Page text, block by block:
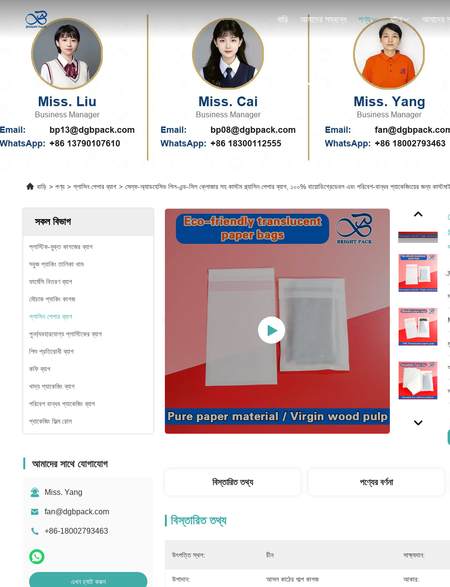
বাড়ি আমাদের সম্বন্ধে পণ্য ঘটনা
পণ্যের বিবরণ
বাড়ি > পণ্য > গ্লাসিন পেপার ব্যাগ > সেল্ফ-অ্যাডহেসিভ পিল-এন্ড-সিল ক্লোজার সহ কাস্টম গ্ল্যাসিন পেপার ব্যাগ, ১০০% বায়োডিগ্রেডেবল এবং পরিবেশ-বান্ধব প্যাকেজিংয়ের জন্য
সকল বিভাগ
প্লাস্টিক-মুক্ত কাগজের ব্যাগ
সবুজ প্যাকিং তালিকা খাম
ফার্মেসি বিতরণ ব্যাগ
মৌচাক প্যাকিং কাগজ
গ্লাসিন পেপার ব্যাগ
পুনর্ব্যবহারযোগ্য প্লাস্টিকের ব্যাগ
শিশু প্রতিরোধী ব্যাগ
কফি ব্যাগ
খাদ্য প্যাকেজিং ব্যাগ
পরিবেশ বান্ধব প্যাকেজিং ব্যাগ
প্যাকেজিং ফিল্ম রোল
আমাদের সাথে যোগাযোগ
Miss. Yang
fan@dgbpack.com
+86-18002793463
এখন চ্যাট করুন
বিস্তারিত তথ্য পণ্যের বর্ণনা
বিস্তারিত তথ্য
উৎপত্তি স্থল: চীন সাক্ষ্যদান:
উপাদান: আসল কাঠের পাল্প কাগজ আকার: